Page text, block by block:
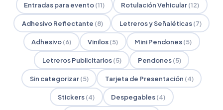
Entradas para evento(11) Rotulación Vehicular(12)
Adhesivo Reflectante (8) Letreros y Señaléticas(7)
Adhesivo(6) Vinilos(5) Mini Pendones(5)
Letreros Publicitarios(5) Pendones(5)
Sin categorizar(5) Tarjeta de Presentación (4)
Stickers(4) Despegables(4)